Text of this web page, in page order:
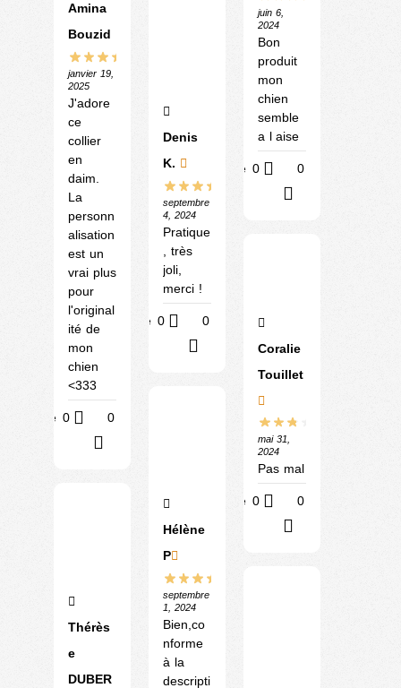
Amina
Bouzid
janvier 19,
2025
J'adore
ce
collier
en
daim.
La
personn
alisation
est un
vrai plus
pour
l'original
ité de
mon
chien
<333
Utile 0 0
Thérès
e
DUBER
Denis
K.
septembre
4, 2024
Pratique
, très
joli,
merci !
Utile 0 0
Hélène
P
septembre
1, 2024
Bien,co
nforme
à la
descripti
juin 6,
2024
Bon
produit
mon
chien
semble
a l aise
Utile 0 0
Coralie
Touillet
mai 31,
2024
Pas mal
Utile 0 0